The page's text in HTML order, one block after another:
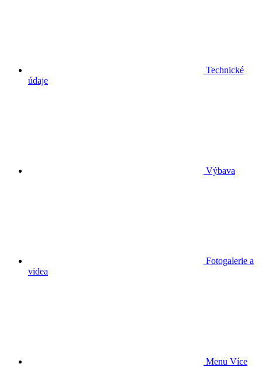
Technické
údaje
Výbava
Fotogalerie a
videa
Menu Více